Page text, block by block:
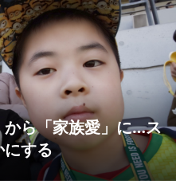
から「家族愛」に…ス
する